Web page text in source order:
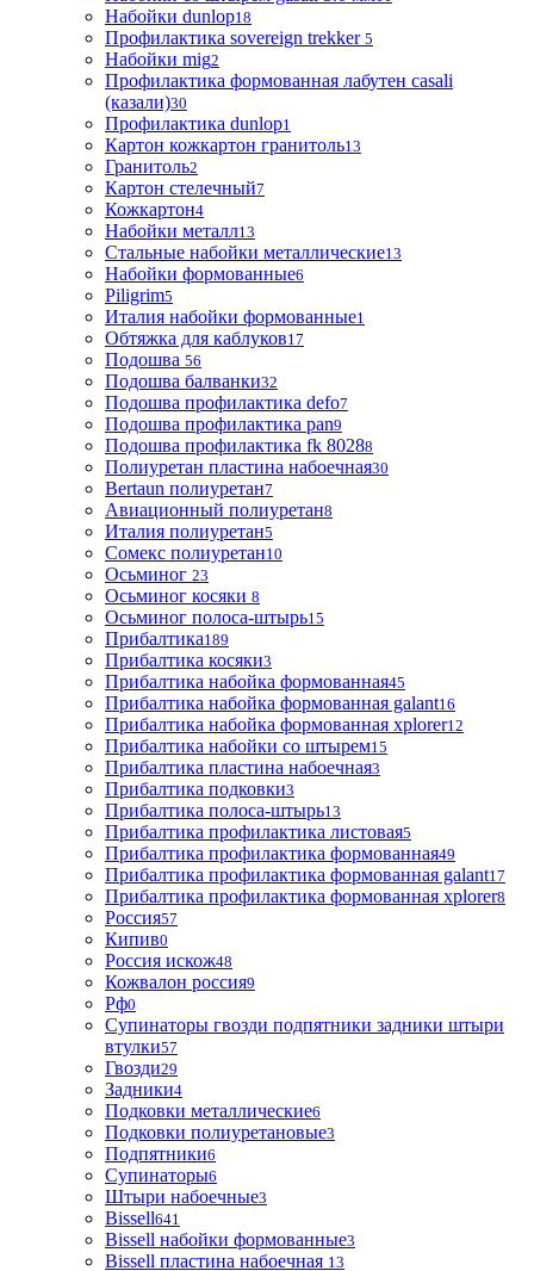
Набойки dunlop18
Профилактика sovereign trekker 5
Набойки mig2
Профилактика формованная лабутен casali
(казали)30
Профилактика dunlop1
Картон кожкартон гранитоль13
Гранитоль2
Картон стелечный7
Кожкартон4
Набойки металл13
Стальные набойки металлические13
Набойки формованные6
Piligrim5
Италия набойки формованные1
Обтяжка для каблуков17
Подошва 56
Подошва балванки32
Подошва профилактика defo7
Подошва профилактика pan9
Подошва профилактика fk 80288
Полиуретан пластина набоечная30
Bertaun полиуретан7
Авиационный полиуретан8
Италия полиуретан5
Сомекс полиуретан10
Осьминог 23
Осьминог косяки 8
Осьминог полоса-штырь15
Прибалтика189
Прибалтика косяки3
Прибалтика набойка формованная45
Прибалтика набойка формованная galant16
Прибалтика набойка формованная xplorer12
Прибалтика набойки со штырем15
Прибалтика пластина набоечная3
Прибалтика подковки3
Прибалтика полоса-штырь13
Прибалтика профилактика листовая5
Прибалтика профилактика формованная49
Прибалтика профилактика формованная galant17
Прибалтика профилактика формованная xplorer8
Россия57
Кипив0
Россия искож48
Кожвалон россия9
Рф0
Супинаторы гвозди подпятники задники штыри
втулки57
Гвозди29
Задники4
Подковки металлические6
Подковки полиуретановые3
Подпятники6
Супинаторы6
Штыри набоечные3
Bissell641
Bissell набойки формованные3
Bissell пластина набоечная 13